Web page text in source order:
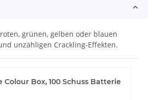
grünen, gelben oder blauen
unzähligen Crackling-Effekten.
Colour Box, 100 Schuss Batterie